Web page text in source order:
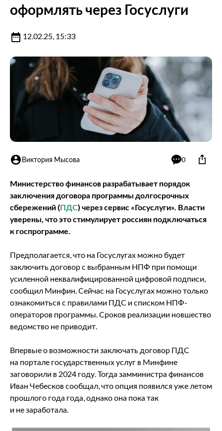
оформлять через Госуслуги
12.02.25, 15:33
Виктория Мысова 0
Министерство финансов разрабатывает порядок
заключения договора программы долгосрочных
сбережений (ПДС) через сервис «Госуслуги». Власти
уверены, что это стимулирует россиян подключаться
к госпрограмме.
Предполагается, что на Госуслугах можно будет
заключить договор с выбранным НПФ при помощи
усиленной неквалифицированной цифровой подписи,
сообщил Минфин. Сейчас на Госуслугах можно только
ознакомиться с правилами ПДС и списком НПФ-
операторов программы. Сроков реализации новшество
ведомство не приводит.
Впервые о возможности заключать договор ПДС
на портале государственных услуг в Минфине
заговорили в 2024 году. Тогда замминистра финансов
Иван Чебесков сообщал, что опция появился уже летом
прошлого года года, однако она пока так
и не заработала.